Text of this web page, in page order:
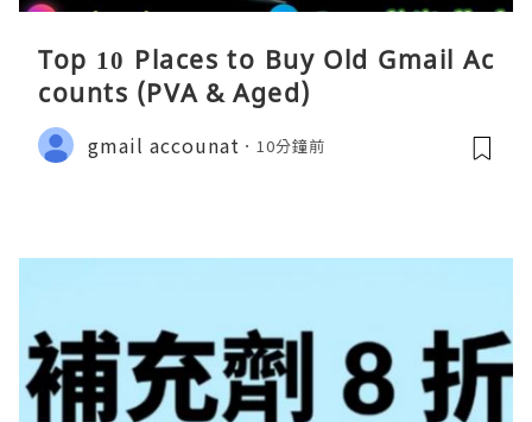
Top 10 Places to Buy Old Gmail Ac
counts (PVA & Aged)
gmail accounat 10分鐘前